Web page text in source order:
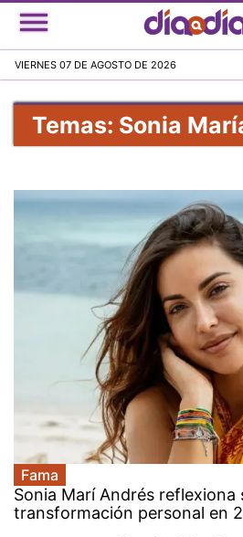
Pasar
al
VIERNES 07 DE AGOSTO DE 2026
Temas: Sonia
Fama
Sonia Marí Andrés reflexiona
transformación personal en